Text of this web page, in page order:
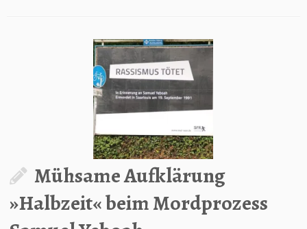
Mühsame Aufklärung
»Halbzeit« beim Mordprozess